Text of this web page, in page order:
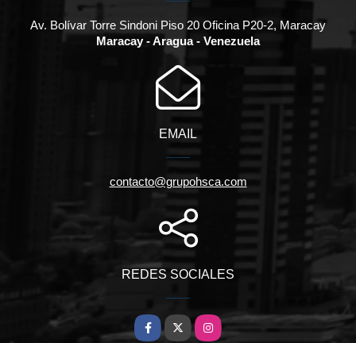
Av. Bolívar Torre Sindoni Piso 20 Oficina P20-2, Maracay
Maracay - Aragua - Venezuela
EMAIL
contacto@grupohsca.com
REDES SOCIALES
Facebook
X Instagram